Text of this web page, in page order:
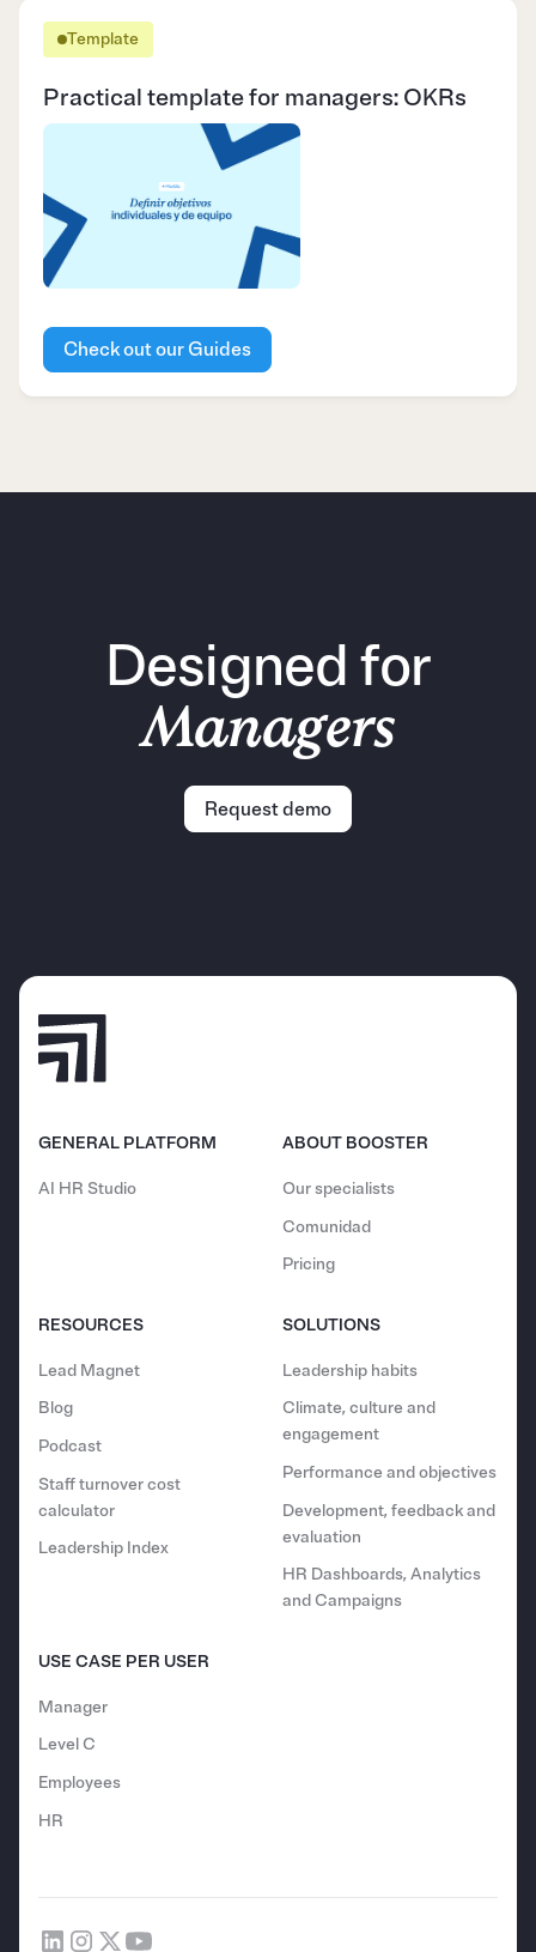
Template
Practical template for managers: OKRs
Check out our Guides
Designed for
Managers
Request demo
GENERAL PLATFORM
AI HR Studio
ABOUT BOOSTER
Our specialists
Comunidad
Pricing
RESOURCES
Lead Magnet
Blog
Podcast
Staff turnover cost
calculator
Leadership Index
SOLUTIONS
Leadership habits
Climate, culture and
engagement
Performance and objectives
Development, feedback and
evaluation
HR Dashboards, Analytics
and Campaigns
USE CASE PER USER
Manager
Level C
Employees
HR